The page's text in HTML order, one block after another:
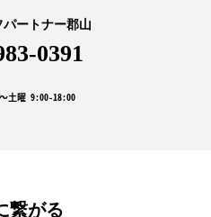
パートナー郡山
0391
土曜 9:00-18:00
繋がる